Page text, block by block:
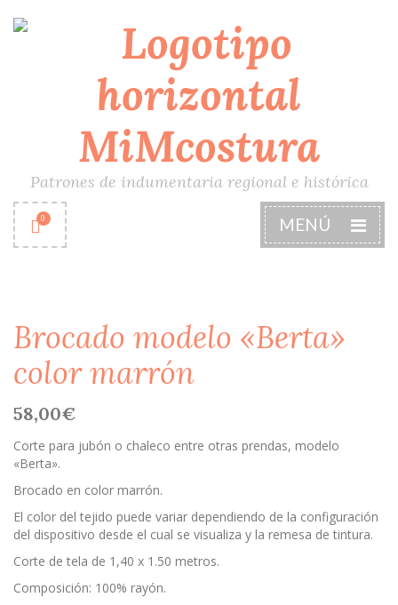
Patrones de indumentaria regional e histórica
0 MENÚ
Brocado modelo «Berta»
color marrón
58,00€
Corte para jubón o chaleco entre otras prendas, modelo
«Berta».
Brocado en color marrón.
El color del tejido puede variar dependiendo de la configuración
del dispositivo desde el cual se visualiza y la remesa de tintura.
Corte de tela de 1,40 x 1.50 metros.
Composición: 100% rayón.